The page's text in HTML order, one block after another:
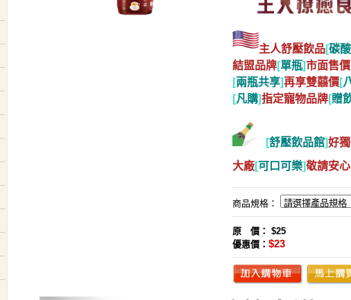
主人舒壓飲品[碳
結盟品牌[單瓶]市面售價
[兩瓶共享]再享雙囍價[
[凡購]指定寵物品牌[贈
[舒壓飲品館]好
大廠[可口可樂]敬請安
商品規格：
原 價： $25
優惠價：$23